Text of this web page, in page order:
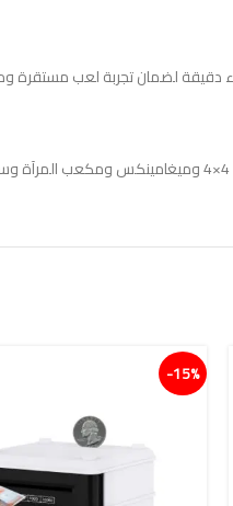
دقيقة لضمان تجربة لعب مستقرة
15%-